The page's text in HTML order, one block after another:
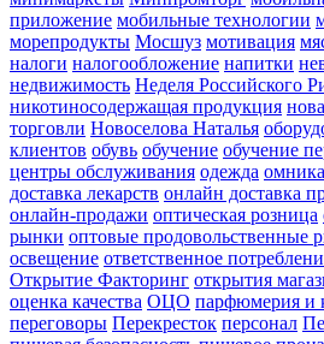
приложение мобильные технологии
морепродукты Мосшуз мотивация
налоги налогообложение напитки
недвижимость Неделя Российского
никотиносодержащая продукция
торговли Новоселова Наталья
клиентов обувь обучение обучение
центры обслуживания одежда
доставка лекарств онлайн доставка
онлайн-продажи оптическая розница
рынки оптовые продовольственные
освещение ответственное
Открытие Факторинг открытия
оценка качества ОЦО парфюмерия и
переговоры Перекресток персонал